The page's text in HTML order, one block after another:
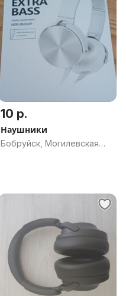
10 р.
Наушники
Бобруйск, Могилевская